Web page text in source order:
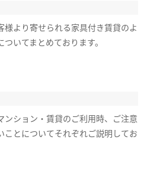
様より寄せられる家具付き賃貸のよ
ついてまとめております。
ンション・賃貸のご利用時、ご注意
ことについてそれぞれご説明してお